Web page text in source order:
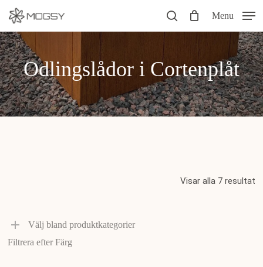
Skip
main
content
Menu
Odlingslådor i Cortenplåt
Visar alla 7 resultat
Välj bland produktkategorier
Filtrera efter Färg